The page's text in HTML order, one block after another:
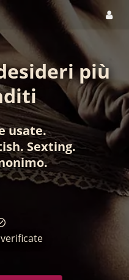
più
usate.
. Sexting.
.